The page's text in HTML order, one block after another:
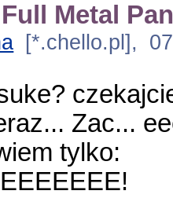
Metal
[*.chello.pl],
Zac...
tylko: